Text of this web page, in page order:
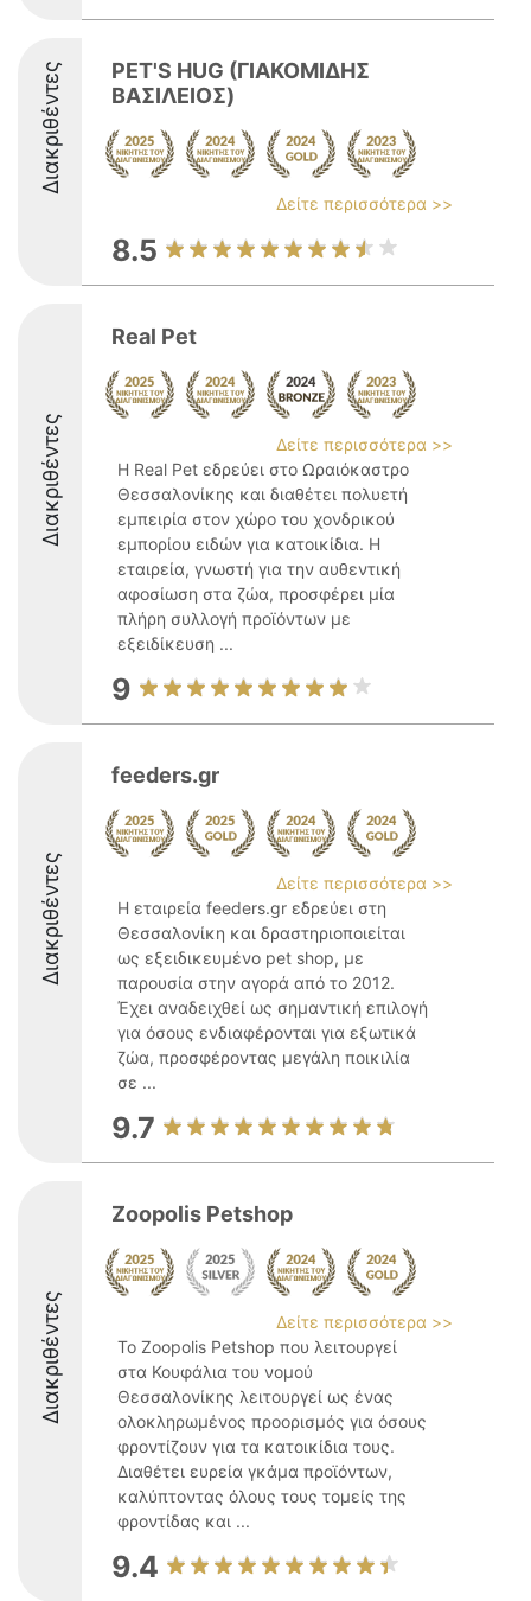
Διακριθέντες
PET'S HUG (ΓΙΑΚΟΜΙΔΗΣ
ΒΑΣΙΛΕΙΟΣ)
Δείτε περισσότερα >>
8.5
Διακριθέντες
Real Pet
Δείτε περισσότερα >>
Η Real Pet εδρεύει στο Ωραιόκαστρο
Θεσσαλονίκης και διαθέτει πολυετή
εμπειρία στον χώρο του χονδρικού
εμπορίου ειδών για κατοικίδια. Η
εταιρεία, γνωστή για την αυθεντική
αφοσίωση στα ζώα, προσφέρει μία
πλήρη συλλογή προϊόντων με
εξειδίκευση ...
9
Διακριθέντες
feeders.gr
Δείτε περισσότερα >>
Η εταιρεία feeders.gr εδρεύει στη
Θεσσαλονίκη και δραστηριοποιείται
ως εξειδικευμένο pet shop, με
παρουσία στην αγορά από το 2012.
Έχει αναδειχθεί ως σημαντική επιλογή
για όσους ενδιαφέρονται για εξωτικά
ζώα, προσφέροντας μεγάλη ποικιλία
σε ...
9.7
Διακριθέντες
Zoopolis Petshop
Δείτε περισσότερα >>
Το Zoopolis Petshop που λειτουργεί
στα Κουφάλια του νομού
Θεσσαλονίκης λειτουργεί ως ένας
ολοκληρωμένος προορισμός για όσους
φροντίζουν για τα κατοικίδια τους.
Διαθέτει ευρεία γκάμα προϊόντων,
καλύπτοντας όλους τους τομείς της
φροντίδας και ...
9.4